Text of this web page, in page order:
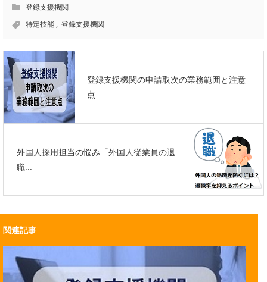
登録支援機関
特定技能 , 登録支援機関
登録支援機関の申請取次の業務範囲と注意
点
外国人採用担当の悩み「外国人従業員の退
職...
関連記事